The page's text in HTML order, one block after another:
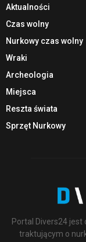
Aktualności
Czas wolny
Nurkowy czas wolny
Wraki
Archeologia
Miejsca
Reszta świata
Sprzęt Nurkowy
Portal Divers24
traktującym o